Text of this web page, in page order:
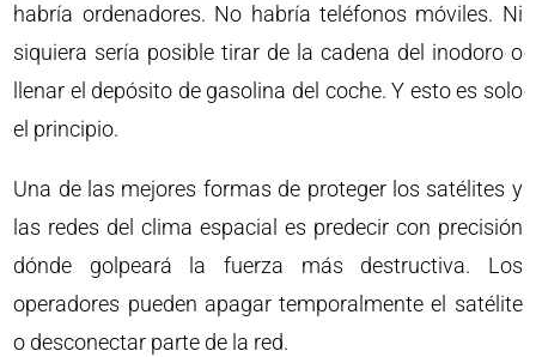
habría ordenadores. No habría teléfonos móviles. Ni
siquiera sería posible tirar de la cadena del inodoro o
llenar el depósito de gasolina del coche. Y esto es solo
el principio.
Una de las mejores formas de proteger los satélites y
las redes del clima espacial es predecir con precisión
dónde golpeará la fuerza más destructiva. Los
operadores pueden apagar temporalmente el satélite
o desconectar parte de la red.